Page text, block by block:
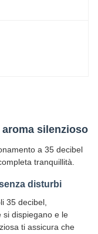
silenzioso
a 35 decibel
tranquillità.
disturbi
35 decibel,
si dispiegano e le
ti assicura che